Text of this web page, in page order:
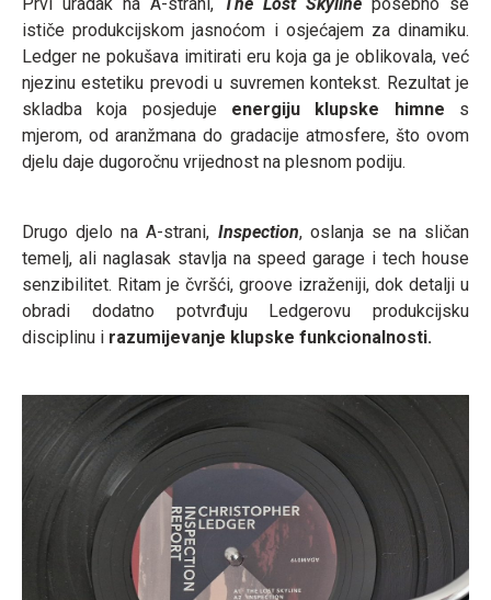
ističe produkcijskom jasnoćom i osjećajem za dinamiku.
Ledger ne pokušava imitirati eru koja ga je oblikovala, već
njezinu estetiku prevodi u suvremen kontekst. Rezultat je
skladba koja posjeduje energiju klupske himne s
mjerom, od aranžmana do gradacije atmosfere, što ovom
djelu daje dugoročnu vrijednost na plesnom podiju.
Drugo djelo na A-strani, Inspection, oslanja se na sličan
temelj, ali naglasak stavlja na speed garage i tech house
senzibilitet. Ritam je čvršći, groove izraženiji, dok detalji u
obradi dodatno potvrđuju Ledgerovu produkcijsku
disciplinu i razumijevanje klupske funkcionalnosti.